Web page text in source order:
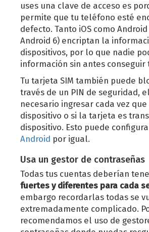
uses una clave de acceso es
permite que tu teléfono esté
defecto. Tanto iOS como
Android 6) encriptan la
dispositivos, por lo que nadie
información sin antes conseguir
Tu tarjeta SIM también puede
través de un PIN de seguridad,
necesario ingresar cada vez
dispositivo o si la tarjeta es
dispositivo. Esto puede
Android por igual.
Usa un gestor de contraseñas
Todas tus cuentas deberían
fuertes y diferentes para cada
embargo recordarlas todas se
extremadamente complicado.
recomendamos el uso de